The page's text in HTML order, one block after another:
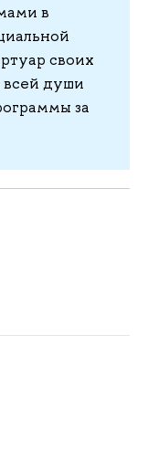
в
своих
всей души
за